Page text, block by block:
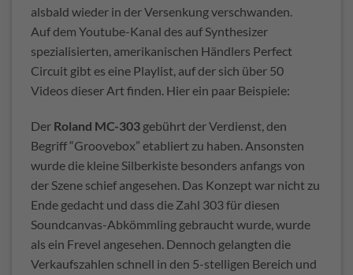
alsbald wieder in der Versenkung verschwanden.
Auf dem Youtube-Kanal des auf Synthesizer
spezialisierten, amerikanischen Händlers Perfect
Circuit gibt es eine Playlist, auf der sich über 50
Videos dieser Art finden. Hier ein paar Beispiele:
Der Roland MC-303 gebührt der Verdienst, den
Begriff “Groovebox” etabliert zu haben. Ansonsten
wurde die kleine Silberkiste besonders anfangs von
der Szene schief angesehen. Das Konzept war nicht zu
Ende gedacht und dass die Zahl 303 für diesen
Soundcanvas-Abkömmling gebraucht wurde, wurde
als ein Frevel angesehen. Dennoch gelangten die
Verkaufszahlen schnell in den 5-stelligen Bereich und